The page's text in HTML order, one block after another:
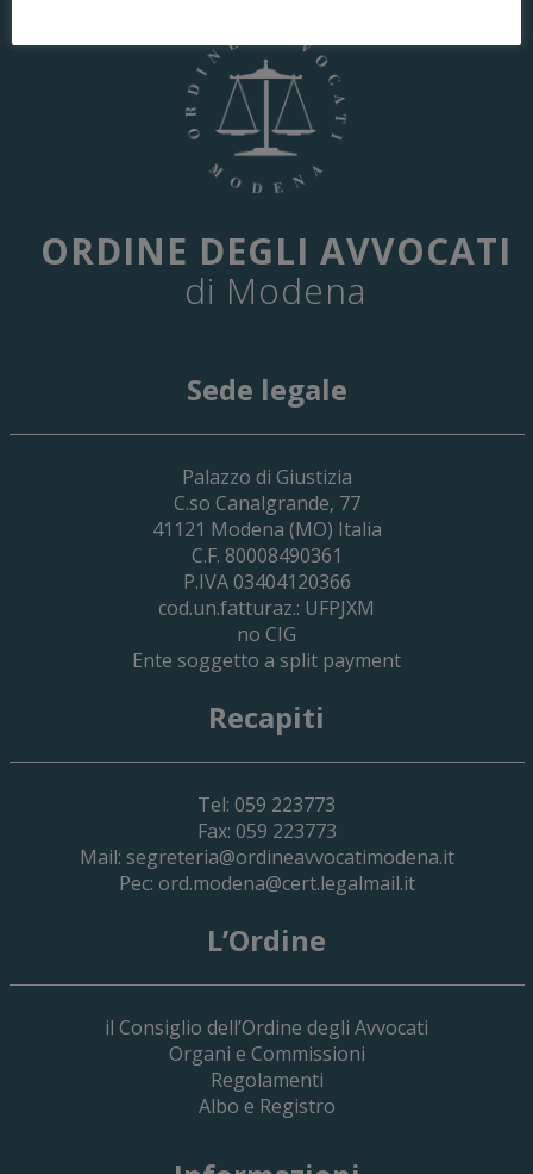
29 Giugno 2026
Cassa Forense – Elezioni Dei Delegati
2030
19 Giugno 2026
ORDINE DEGLI AVVOCATI
di Modena
Sede legale
Palazzo di Giustizia
C.so Canalgrande, 77
41121 Modena (MO) Italia
C.F. 80008490361
P.IVA 03404120366
cod.un.fatturaz.: UFPJXM
no CIG
Ente soggetto a split payment
Recapiti
Tel: 059 223773
Fax: 059 223773
Mail: segreteria@ordineavvocatimodena.it
Pec: ord.modena@cert.legalmail.it
L’Ordine
il Consiglio dell’Ordine degli Avvocati
Organi e Commissioni
Regolamenti
Albo e Registro